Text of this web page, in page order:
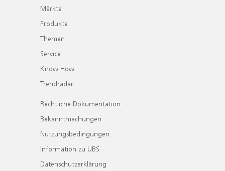
Märkte
Produkte
Themen
Service
Know How
Trendradar
Rechtliche Dokumentation
Bekanntmachungen
Nutzungsbedingungen
Information zu UBS
Datenschutzerklärung